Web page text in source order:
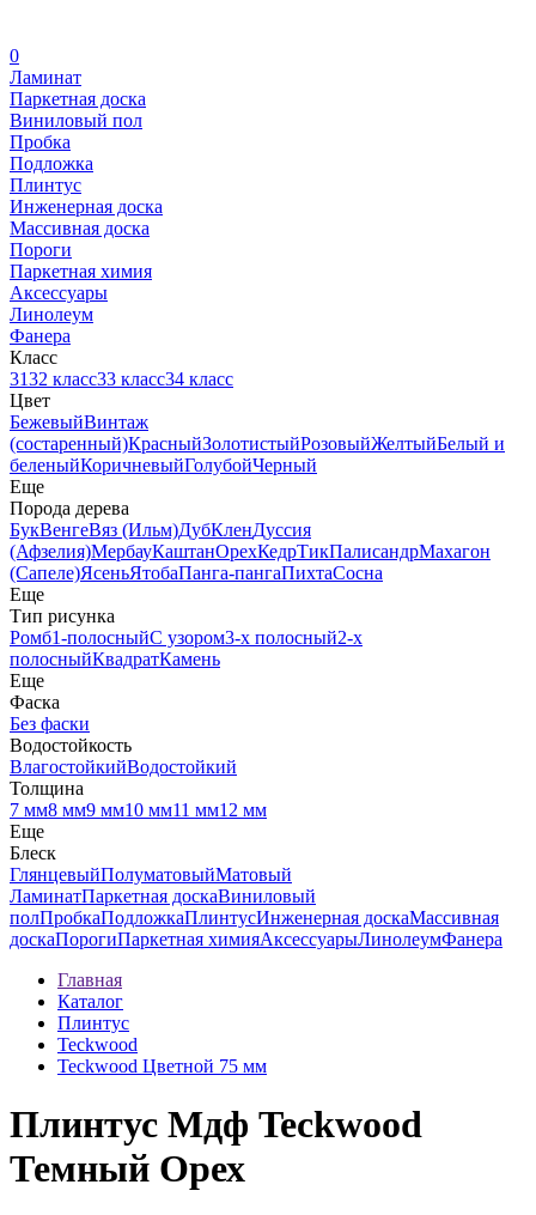
0
Ламинат
Паркетная доска
Виниловый пол
Пробка
Подложка
Плинтус
Инженерная доска
Массивная доска
Пороги
Паркетная химия
Аксессуары
Линолеум
Фанера
Класс
3132 класс33 класс34 класс
Цвет
БежевыйВинтаж
(состаренный)КрасныйЗолотистыйРозовыйЖелтыйБелый и
беленыйКоричневыйГолубойЧерный
Еще
Порода дерева
БукВенгеВяз (Ильм)ДубКленДуссия
(Афзелия)МербауКаштанОрехКедрТикПалисандрМахагон
(Сапеле)ЯсеньЯтобаПанга-пангаПихтаСосна
Еще
Тип рисунка
Ромб1-полосныйС узором3-х полосный2-х
полосныйКвадратКамень
Еще
Фаска
Без фаски
Водостойкость
ВлагостойкийВодостойкий
Толщина
7 мм8 мм9 мм10 мм11 мм12 мм
Еще
Блеск
ГлянцевыйПолуматовыйМатовый
ЛаминатПаркетная доскаВиниловый
полПробкаПодложкаПлинтусИнженерная доскаМассивная
доскаПорогиПаркетная химияАксессуарыЛинолеумФанера
Главная
Каталог
Плинтус
Teckwood
Teckwood Цветной 75 мм
Плинтус Мдф Teckwood
Темный Орех